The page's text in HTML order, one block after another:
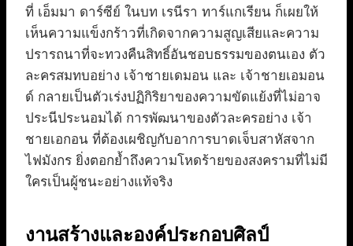
ที่ เอ็มมา ดาร์ซีย์ ในบท เรนีรา ทาร์แกเรียน ก็เผยให้
เห็นความแข็งกร้าวที่เกิดจากความสูญเสียและความ
ปรารถนาที่จะทวงคืนสิทธิ์อันชอบธรรมของตนเอง ตัว
ละครสมทบอย่าง เจ้าชายเดมอน และ เจ้าชายเอมอน
ด์ กลายเป็นตัวเร่งปฏิกิริยาของความขัดแย้งที่ไม่อาจ
ประนีประนอมได้ การพัฒนาของตัวละครอย่าง เจ้า
ชายเอกอน ที่ต้องเผชิญกับอาการบาดเจ็บสาหัสจาก
ไฟมังกร ยิ่งตอกย้ำถึงความโหดร้ายของสงครามที่ไม่มี
ใครเป็นผู้ชนะอย่างแท้จริง
งานสร้างและองค์ประกอบศิลป์